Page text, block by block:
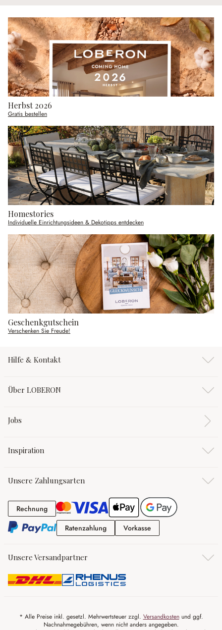
Herbst 2026
Gratis bestellen
Homestories
Individuelle Einrichtungsideen & Dekotipps entdecken
Geschenkgutschein
Verschenken Sie Freude!
Hilfe & Kontakt
Über LOBERON
Jobs
Inspiration
Unsere Zahlungsarten
RechnungRechnung
RatenzahlungRatenzahlung
Vorkasse
Unsere Versandpartner
* Alle Preise inkl. gesetzl. Mehrwertsteuer zzgl. Versandkostenund ggf.
Nachnahmegebühren, wenn nicht anders angegeben.